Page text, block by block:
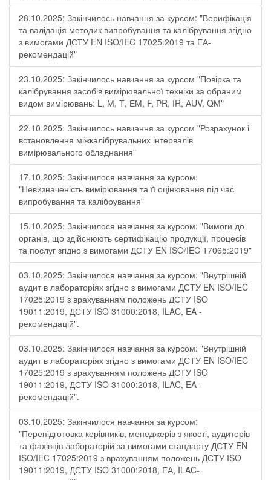
28.10.2025: Закінчилось навчання за курсом: "Верифікація
та валідація методик випробування та калібрування згідно
з вимогами ДСТУ EN ISO/IEC 17025:2019 та ЕА-
рекомендацій"
23.10.2025: Закінчилось навчання за курсом "Повірка та
калібрування засобів вимірювальної техніки за обраним
видом вимірювань: L, М, Т, ЕМ, F, РR, ІR, АUV, QМ"
22.10.2025: Закінчилось навчання за курсом "Розрахунок і
встановлення міжкалібрувальних інтервалів
вимірювального обладнання"
17.10.2025: Закінчилося навчання за курсом:
"Невизначеність вимірювання та її оцінювання під час
випробування та калібрування"
15.10.2025: Закінчилося навчання за курсом: "Вимоги до
органів, що здійснюють сертифікацію продукції, процесів
та послуг згідно з вимогами ДСТУ EN ISO/IEC 17065:2019"
03.10.2025: Закінчилося навчання за курсом: "Внутрішній
аудит в лабораторіях згідно з вимогами ДСТУ EN ISO/IEC
17025:2019 з врахуванням положень ДСТУ ISO
19011:2019, ДСТУ ISO 31000:2018, ILAC, EA -
рекомендацій".
03.10.2025: Закінчилося навчання за курсом: "Внутрішній
аудит в лабораторіях згідно з вимогами ДСТУ EN ISO/IEC
17025:2019 з врахуванням положень ДСТУ ISO
19011:2019, ДСТУ ISO 31000:2018, ILAC, EA -
рекомендацій".
03.10.2025: Закінчилося навчання за курсом:
"Перепідготовка керівників, менеджерів з якості, аудиторів
та фахівців лабораторій за вимогами стандарту ДСТУ EN
ISO/IEC 17025:2019 з врахуванням положень ДСТУ ISO
19011:2019, ДСТУ ISO 31000:2018, ЕА, ILAC-